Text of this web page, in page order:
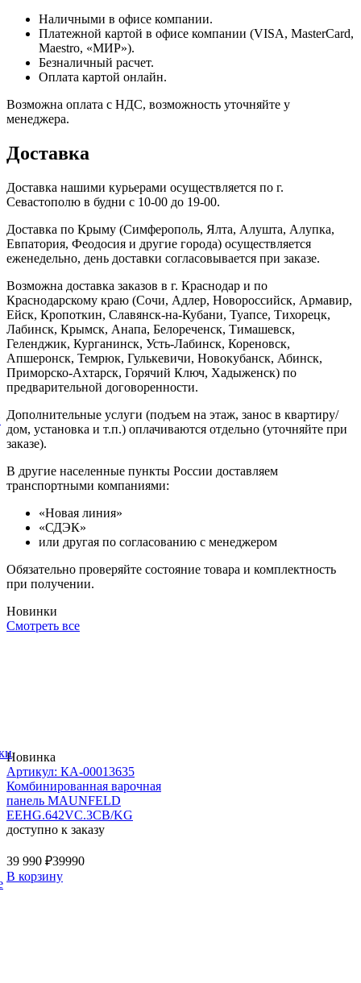
Наличными в офисе компании.
Платежной картой в офисе компании (VISA, MasterCard,
Maestro, «МИР»).
Безналичный расчет.
Оплата картой онлайн.
Возможна оплата с НДС, возможность уточняйте у
менеджера.
Доставка
Доставка нашими курьерами осуществляется по г.
Севастополю в будни с 10-00 до 19-00.
Доставка по Крыму (Симферополь, Ялта, Алушта, Алупка,
Евпатория, Феодосия и другие города) осуществляется
еженедельно, день доставки согласовывается при заказе.
Возможна доставка заказов в г. Краснодар и по
Краснодарскому краю (Сочи, Адлер, Новороссийск, Армавир,
Ейск, Кропоткин, Славянск-на-Кубани, Туапсе, Тихорецк,
Лабинск, Крымск, Анапа, Белореченск, Тимашевск,
Геленджик, Курганинск, Усть-Лабинск, Кореновск,
Апшеронск, Темрюк, Гулькевичи, Новокубанск, Абинск,
Приморско-Ахтарск, Горячий Ключ, Хадыженск) по
предварительной договоренности.
Дополнительные услуги (подъем на этаж, занос в квартиру/
дом, установка и т.п.) оплачиваются отдельно (уточняйте при
заказе).
В другие населенные пункты России доставляем
транспортными компаниями:
«Новая линия»
«СДЭК»
или другая по согласованию с менеджером
Обязательно проверяйте состояние товара и комплектность
при получении.
Новинки
Смотреть все
Новинка
Артикул: КА-00013635
Комбинированная варочная
панель MAUNFELD
EEHG.642VC.3CB/KG
доступно к заказу
39 990 ₽39990
В корзину